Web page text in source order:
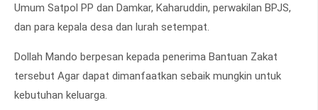
Umum Satpol PP dan Damkar, Kaharuddin, perwakilan BPJS,
dan para kepala desa dan lurah setempat.
Dollah Mando berpesan kepada penerima Bantuan Zakat
tersebut Agar dapat dimanfaatkan sebaik mungkin untuk
kebutuhan keluarga.